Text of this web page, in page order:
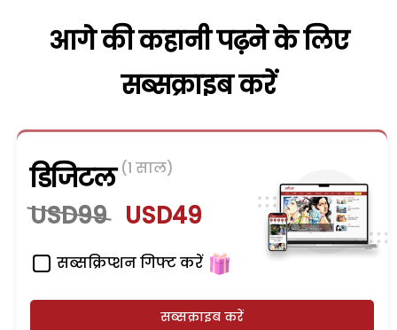
आगे की कहानी पढ़ने के लिए
सब्सक्राइब करें
डिजिटल (1 साल)
USD99 USD49
सब्सक्रिप्शन गिफ्ट करें
सब्सक्राइब करें